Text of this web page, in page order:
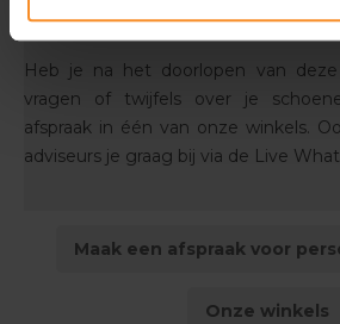
Heb je na het doorlopen van
vragen of twijfels over je
afspraak in één van onze winkels.
adviseurs je graag bij via de Live
Maak een afspraak voor
Onze winkels